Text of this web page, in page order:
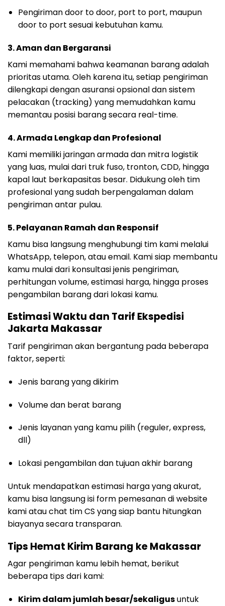
Pengiriman door to door, port to port, maupun
door to port sesuai kebutuhan kamu.
3. Aman dan Bergaransi
Kami memahami bahwa keamanan barang adalah
prioritas utama. Oleh karena itu, setiap pengiriman
dilengkapi dengan asuransi opsional dan sistem
pelacakan (tracking) yang memudahkan kamu
memantau posisi barang secara real-time.
4. Armada Lengkap dan Profesional
Kami memiliki jaringan armada dan mitra logistik
yang luas, mulai dari truk fuso, tronton, CDD, hingga
kapal laut berkapasitas besar. Didukung oleh tim
profesional yang sudah berpengalaman dalam
pengiriman antar pulau.
5. Pelayanan Ramah dan Responsif
Kamu bisa langsung menghubungi tim kami melalui
WhatsApp, telepon, atau email. Kami siap membantu
kamu mulai dari konsultasi jenis pengiriman,
perhitungan volume, estimasi harga, hingga proses
pengambilan barang dari lokasi kamu.
Estimasi Waktu dan Tarif Ekspedisi
Jakarta Makassar
Tarif pengiriman akan bergantung pada beberapa
faktor, seperti:
Jenis barang yang dikirim
Volume dan berat barang
Jenis layanan yang kamu pilih (reguler, express,
dll)
Lokasi pengambilan dan tujuan akhir barang
Untuk mendapatkan estimasi harga yang akurat,
kamu bisa langsung isi form pemesanan di website
kami atau chat tim CS yang siap bantu hitungkan
biayanya secara transparan.
Tips Hemat Kirim Barang ke Makassar
Agar pengiriman kamu lebih hemat, berikut
beberapa tips dari kami:
Kirim dalam jumlah besar/sekaligusuntuk